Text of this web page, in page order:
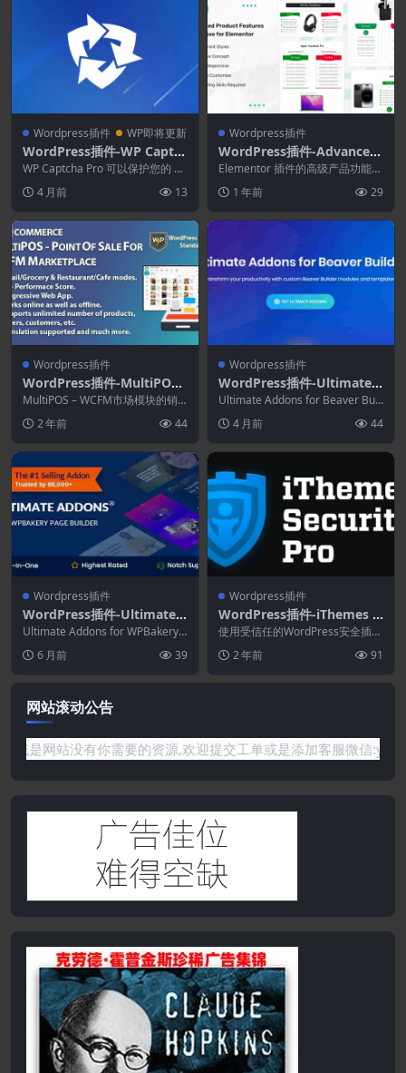
Wordpress插件 WP即将更新
WordPress插件-WP Captc
ha Pro 5.36
WP Captcha Pro 可以保护您的 W
4 月前 13
Wordpress插件
WordPress插件-Advanced
Product Features Showca
se for Elementor 1.0.3
Elementor 插件的高级产品功能展
一，可在您的...
1 年前 29
Wordpress插件
WordPress插件-MultiPOS
2.2.0–WCFM 市场销售点.多
供应商POS系统
MultiPOS – WCFM市场模块的销
商...2 年前 44
Wordpress插件
WordPress插件-Ultimate
Addons for Beaver Builder
1.37.2
Ultimate Addons for Beaver Buil
4 月前 44
Wordpress插件
WordPress插件-Ultimate
Addons for WPBakery Pag
e Builder 3.21.3
Ultimate Addons for WPBakery P
age Builde...
6 月前 39
Wordpress插件
WordPress插件-iThemes S
ecurity Pro 8.5.0-WordPre
ss安全插件
使用受信任的WordPress安全插件
保护WordPress 使用ITHEMES...
2 年前 91
网站滚动公告
没有你需要的资源,欢迎提交工单或是添加客服微信:ywb386获取